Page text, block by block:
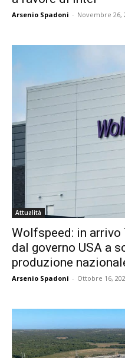
Arsenio Spadoni - Novembre 26,
Attualità
Wolfspeed: in
dal governo USA a
produzione
Arsenio Spadoni - Ottobre 16,